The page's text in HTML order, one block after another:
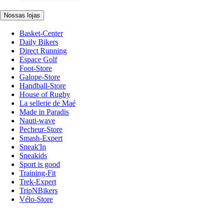
Nossas lojas
Basket-Center
Daily Bikers
Direct Running
Espace Golf
Foot-Store
Galope-Store
Handball-Store
House of Rugby
La sellerie de Maé
Made in Paradis
Nauti-wave
Pecheur-Store
Smash-Expert
Sneak'In
Sneakids
Sport is good
Training-Fit
Trek-Expert
TripNBikers
Vélo-Store